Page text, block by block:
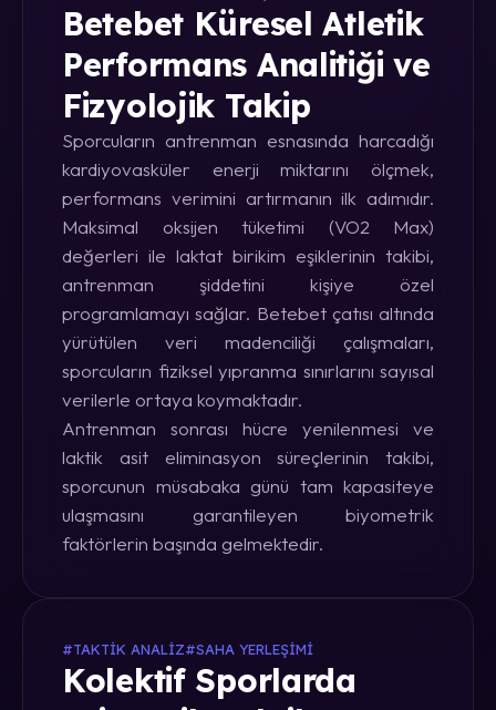
Betebet Küresel Atletik
Performans Analitiği ve
Fizyolojik Takip
Sporcuların antrenman esnasında harcadığı
kardiyovasküler enerji miktarını ölçmek,
performans verimini artırmanın ilk adımıdır.
Maksimal oksijen tüketimi (VO2 Max)
değerleri ile laktat birikim eşiklerinin takibi,
antrenman şiddetini kişiye özel
programlamayı sağlar. Betebet çatısı altında
yürütülen veri madenciliği çalışmaları,
sporcuların fiziksel yıpranma sınırlarını sayısal
verilerle ortaya koymaktadır.
Antrenman sonrası hücre yenilenmesi ve
laktik asit eliminasyon süreçlerinin takibi,
sporcunun müsabaka günü tam kapasiteye
ulaşmasını garantileyen biyometrik
faktörlerin başında gelmektedir.
#TAKTIK ANALIZ#SAHA YERLEŞIMI
Kolektif Sporlarda